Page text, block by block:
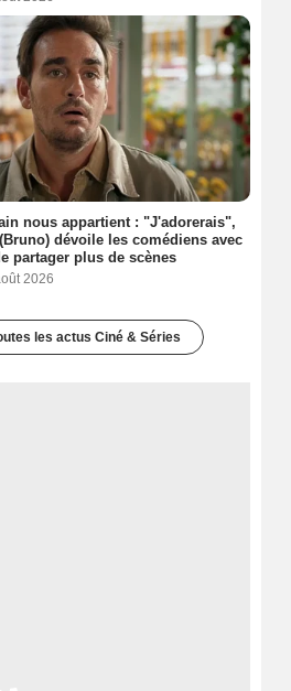
George Clooney
3 films
nous appartient : "J'adorerais",
dévoile les comédiens avec
partager plus de scènes
2026
les actus Ciné & Séries